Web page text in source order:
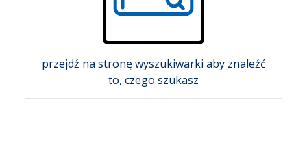
przejdź na stronę wyszukiwarki aby znaleźć
to, czego szukasz